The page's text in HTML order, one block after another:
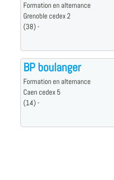
Formation en alternance
Grenoble cedex 2
(38) -
BP boulanger
Formation en alternance
Caen cedex 5
(14) -